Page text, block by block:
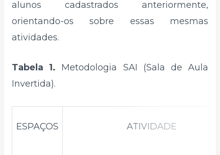
alunos cadastrados anteriormente,
orientando-os sobre essas mesmas
atividades.
Tabela 1. Metodologia SAI (Sala de Aula
Invertida).
ESPAÇOS ATIVIDADE